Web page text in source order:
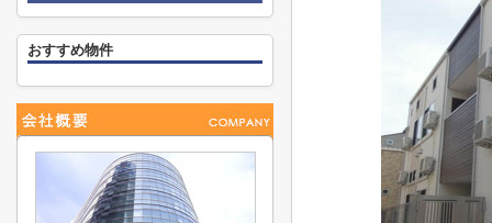
おすすめ物件